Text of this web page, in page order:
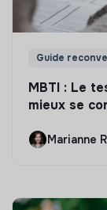
Guide
MBTI : Le
mieux se
Marianne